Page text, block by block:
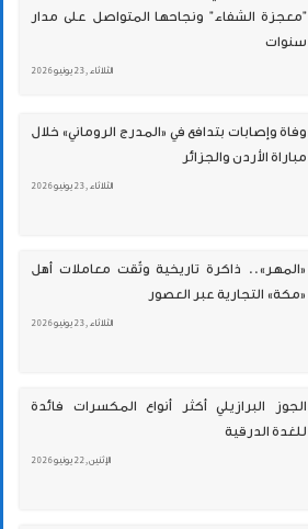
"معجزة الشفاء" ونجاحها المتواصل على مدار
سنوات
الثلاثاء , 23 يونيو 2026
وفاة وإصابات بتدافع في «المدرج الروماني» خلال
مباراة الأردن والجزائر
الثلاثاء , 23 يونيو 2026
«المهر».. ذاكرة تاريخية وثّقت معاملات أهل
«مكة» التجارية عبر العصور
الثلاثاء , 23 يونيو 2026
الجوز البرازيلي أكثر أنواع المكسرات فائدة
للغدة الدرقية
الإثنين , 22 يونيو 2026